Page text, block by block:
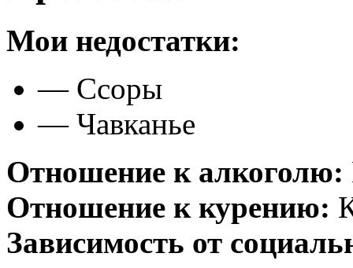
Мои недостатки:
— Ссоры
— Чавканье
Отношение к алкоголю:
Отношение к курению:
Зависимость от